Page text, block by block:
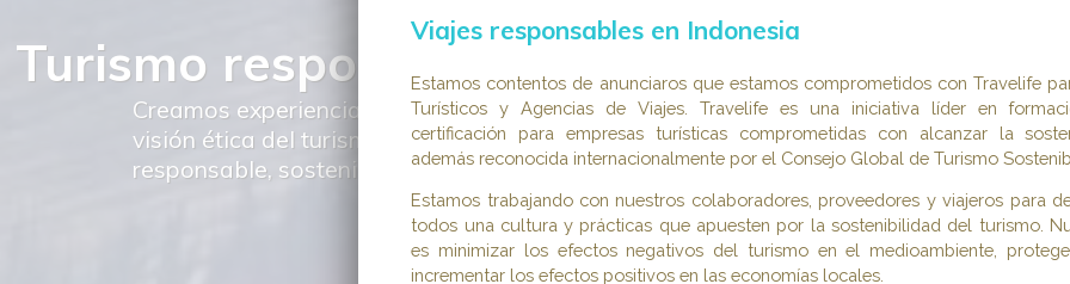
Viajes responsables en Indonesia
Estamos contentos de anunciaros que estamos comprometidos con Travelife
Turísticos y Agencias de Viajes. Travelife es una iniciativa líder en
certificación para empresas turísticas comprometidas con alcanzar la
además reconocida internacionalmente por el Consejo Global de Turismo
Estamos trabajando con nuestros colaboradores, proveedores y viajeros para
todos una cultura y prácticas que apuesten por la sostenibilidad del turismo.
es minimizar los efectos negativos del turismo en el medioambiente,
incrementar los efectos positivos en las economías locales.